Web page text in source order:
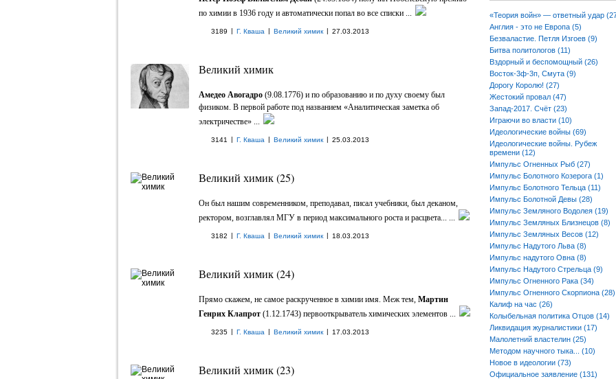
по химии в 1936 году и автоматически попал во все списки ...
3189 | Г. Кваша | Великий химик | 27.03.2013
Великий химик
Амедео Авогадро (9.08.1776) и по образованию и по духу своему был
физиком. В первой работе под названием «Аналитическая заметка об
электричестве» ...
3141 | Г. Кваша | Великий химик | 25.03.2013
Великий химик (25)
Он был нашим современником, преподавал, писал учебники, был деканом,
ректором, возглавлял МГУ в период максимального роста и расцвета... ...
3182 | Г. Кваша | Великий химик | 18.03.2013
Великий химик (24)
Прямо скажем, не самое раскрученное в химии имя. Меж тем, Мартин
Генрих Клапрот (1.12.1743) первооткрыватель химических элементов ...
3235 | Г. Кваша | Великий химик | 17.03.2013
Великий химик (23)
«Теория войн» — ответный удар
Англия - это не Европа (5)
Безваластие. Петля Изгоев (9)
Битва политологов (11)
Вздорный и беспомощный (26)
Восток-3ф-3п, Смута (9)
Дорогу Королю! (27)
Жестокий провал (47)
Запад-2017. Счёт (23)
Играючи во власти (10)
Идеологические войны (69)
Идеологические войны. Рубеж
времени (12)
Импульс Огненных Рыб (27)
Импульс Болотного Козерога (1)
Импульс Болотного Тельца (11)
Импульс Болотной Девы (28)
Импульс Земляного Водолея (19)
Импульс Земляных Близнецов (8)
Импульс Земляных Весов (12)
Импульс Надутого Льва (8)
Импульс надутого Овна (8)
Импульс Надутого Стрельца (9)
Импульс Огненного Рака (34)
Импульс Огненного Скорпиона (28)
Калиф на час (26)
Колыбельная политика Отцов (14)
Ликвидация журналистики (17)
Малолетний властелин (25)
Методом научного тыка... (10)
Новое в идеологии (73)
Официальное заявление (131)